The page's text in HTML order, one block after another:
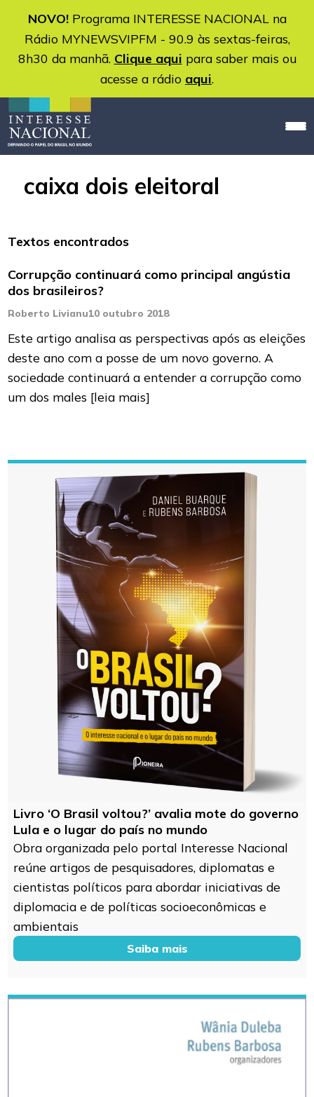
NOVO!Programa INTERESSE NACIONAL na
Rádio MYNEWSVIPFM - 90.9 às sextas-feiras,
8h30 da manhã. Clique aqui para saber mais ou
acesse a rádio aqui.
caixa dois eleitoral
Textos encontrados
Corrupção continuará como principal angústia
dos brasileiros?
Roberto Livianu10 outubro 2018
Este artigo analisa as perspectivas após as eleições
deste ano com a posse de um novo governo. A
sociedade continuará a entender a corrupção como
um dos males [leia mais]
Livro ‘O Brasil voltou?’ avalia mote do governo
Lula e o lugar do país no mundo
Obra organizada pelo portal Interesse Nacional
reúne artigos de pesquisadores, diplomatas e
cientistas políticos para abordar iniciativas de
diplomacia e de políticas socioeconômicas e
ambientais
Saiba mais